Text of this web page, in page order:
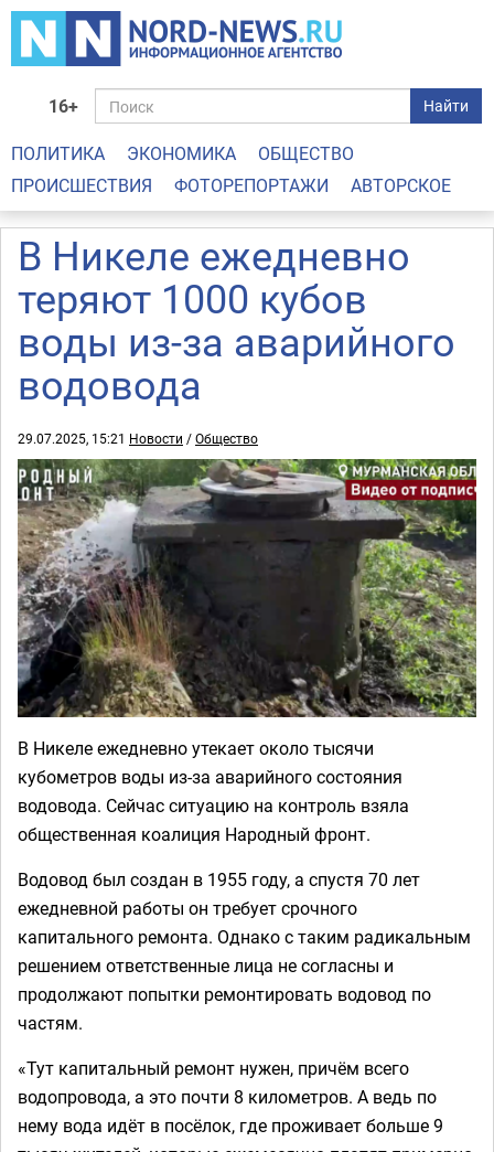
16+ Найти
ПОЛИТИКА ЭКОНОМИКА
ОБЩЕСТВО
ПРОИСШЕСТВИЯ
ФОТОРЕПОРТАЖИ АВТОРСКОЕ
В Никеле ежедневно
теряют 1000 кубов
воды из-за аварийного
водовода
29.07.2025, 15:21 Новости /Общество
В Никеле ежедневно утекает около тысячи
кубометров воды из-за аварийного состояния
водовода. Сейчас ситуацию на контроль взяла
общественная коалиция Народный фронт.
Водовод был создан в 1955 году, а спустя 70 лет
ежедневной работы он требует срочного
капитального ремонта. Однако с таким радикальным
решением ответственные лица не согласны и
продолжают попытки ремонтировать водовод по
частям.
«Тут капитальный ремонт нужен, причём всего
водопровода, а это почти 8 километров. А ведь по
нему вода идёт в посёлок, где проживает больше 9